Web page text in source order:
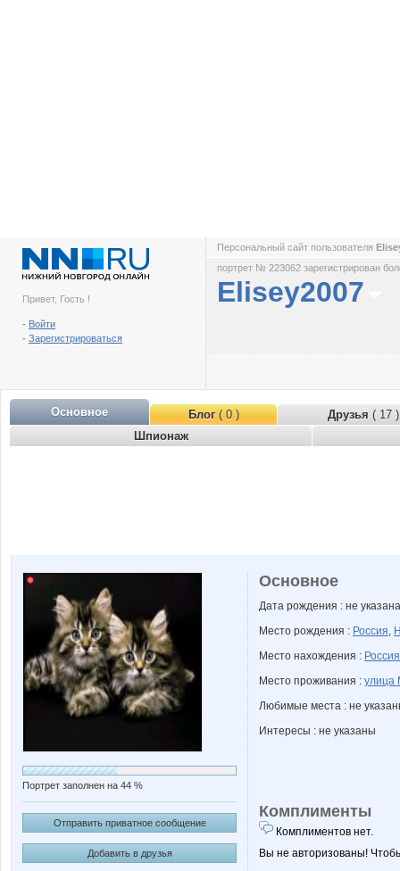
Привет, Гость !
- Войти
- Зарегистрироваться
Персональный сайт пользователя
портрет № 223062 зарегистрирован
Elisey2007
Основное Блог( 0 ) Друзья ( 17 )
Шпионаж
Портрет заполнен на 44 %
Отправить приватное сообщение
Добавить в друзья
Основное
Дата рождения : не указана
Место рождения : Россия,
Место нахождения : Россия
Место проживания : улица
Любимые места : не
Интересы : не указаны
Комплименты
Комплиментов нет.
Вы не авторизованы!